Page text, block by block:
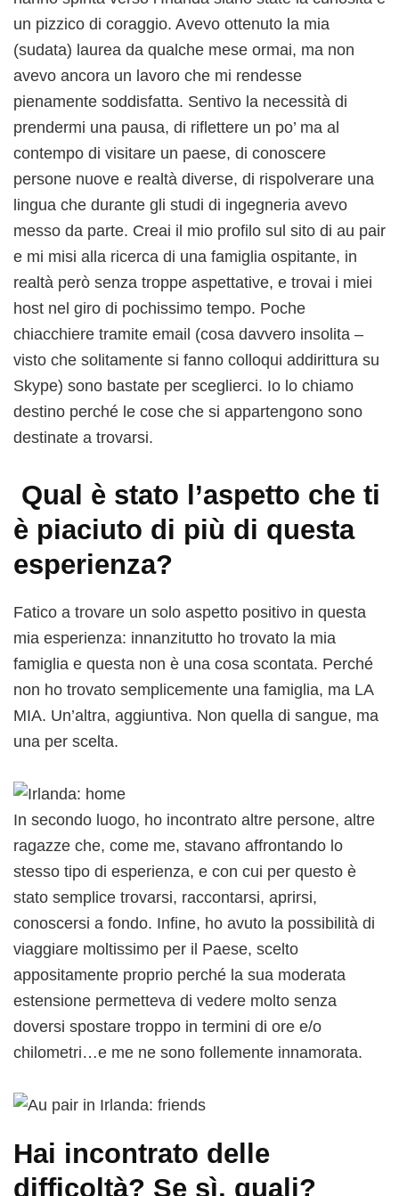
un pizzico di coraggio. Avevo ottenuto la mia
(sudata) laurea da qualche mese ormai, ma non
avevo ancora un lavoro che mi rendesse
pienamente soddisfatta. Sentivo la necessità di
prendermi una pausa, di riflettere un po’ ma al
contempo di visitare un paese, di conoscere
persone nuove e realtà diverse, di rispolverare una
lingua che durante gli studi di ingegneria avevo
messo da parte. Creai il mio profilo sul sito di au pair
e mi misi alla ricerca di una famiglia ospitante, in
realtà però senza troppe aspettative, e trovai i miei
host nel giro di pochissimo tempo. Poche
chiacchiere tramite email (cosa davvero insolita –
visto che solitamente si fanno colloqui addirittura su
Skype) sono bastate per sceglierci. Io lo chiamo
destino perché le cose che si appartengono sono
destinate a trovarsi.
Qual è stato l’aspetto che ti
è piaciuto di più di questa
esperienza?
Fatico a trovare un solo aspetto positivo in questa
mia esperienza: innanzitutto ho trovato la mia
famiglia e questa non è una cosa scontata. Perché
non ho trovato semplicemente una famiglia, ma LA
MIA. Un’altra, aggiuntiva. Non quella di sangue, ma
una per scelta.
In secondo luogo, ho incontrato altre persone, altre
ragazze che, come me, stavano affrontando lo
stesso tipo di esperienza, e con cui per questo è
stato semplice trovarsi, raccontarsi, aprirsi,
conoscersi a fondo. Infine, ho avuto la possibilità di
viaggiare moltissimo per il Paese, scelto
appositamente proprio perché la sua moderata
estensione permetteva di vedere molto senza
doversi spostare troppo in termini di ore e/o
chilometri…e me ne sono follemente innamorata.
Hai incontrato delle
difficoltà? Se sì, quali?